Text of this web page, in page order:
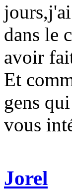
dans le
avoir
Et
gens
vous
Jorel